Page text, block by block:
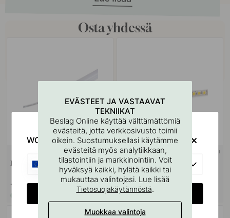
Osta yhdessä
LED-Kisko Nubo - 2000mm
11.50 €
3M-TEIPPI
LED-Nauha Flexy SHE6B PW
PRO
43.50 €
EVÄSTEET JA VASTAAVAT
TEKNIIKAT
Beslag Online käyttää välttämättömiä
evästeitä, jotta verkkosivusto toimii
oikein. Suostumuksellasi käytämme
evästeitä myös analytiikkaan,
tilastointiin ja markkinointiin. Voit
hyväksyä kaikki, hylätä kaikki tai
mukauttaa valintojasi. Lue lisää
Tietosuojakäytännöstä.
Muokkaa valintoja
WOULD YOU RATHER VISIT?
EU
CHANGE COUNTRY